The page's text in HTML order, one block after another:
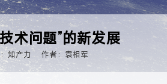
术问题”的新发展
知产力 作者：袁相军